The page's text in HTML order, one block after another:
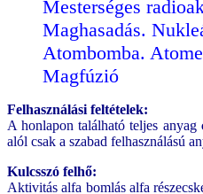
Mesterséges
Maghasadás.
Atombomba.
Magfúzió
Felhasználási feltételek:
A honlapon található teljes anyag
alól csak a szabad felhasználású
Kulcsszó felhő:
Aktivitás alfa bomlás alfa